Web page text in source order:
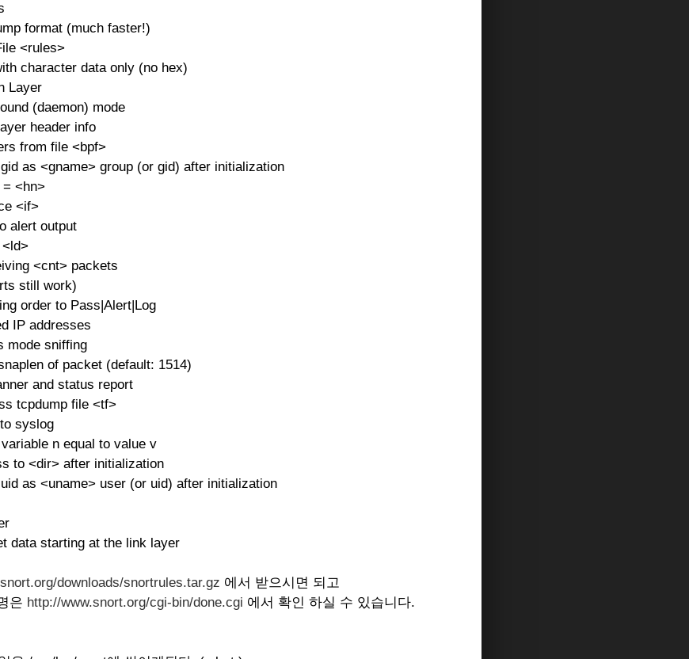
format (much faster!)
<rules>
character data only (no hex)
Layer
(daemon) mode
header info
from file <bpf>
as <gname> group (or gid) after initialization
<hn>
<if>
alert output
<cnt> packets
still work)
order to Pass|Alert|Log
IP addresses
mode sniffing
of packet (default: 1514)
and status report
tcpdump file <tf>
syslog
n equal to value v
to <dir> after initialization
as <uname> user (or uid) after initialization
data starting at the link layer
downloads/snortrules.tar.gz 에서 받으시면 되고
은 http://www.snort.org/cgi-bin/done.cgi 에서 확인 하실 수 있습니다.